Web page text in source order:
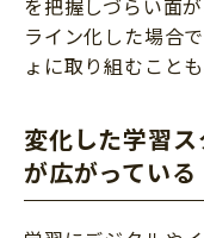
を把握しづらい面
ライン化した場合
ょに取り組むこと
変化した学習
が広がっている